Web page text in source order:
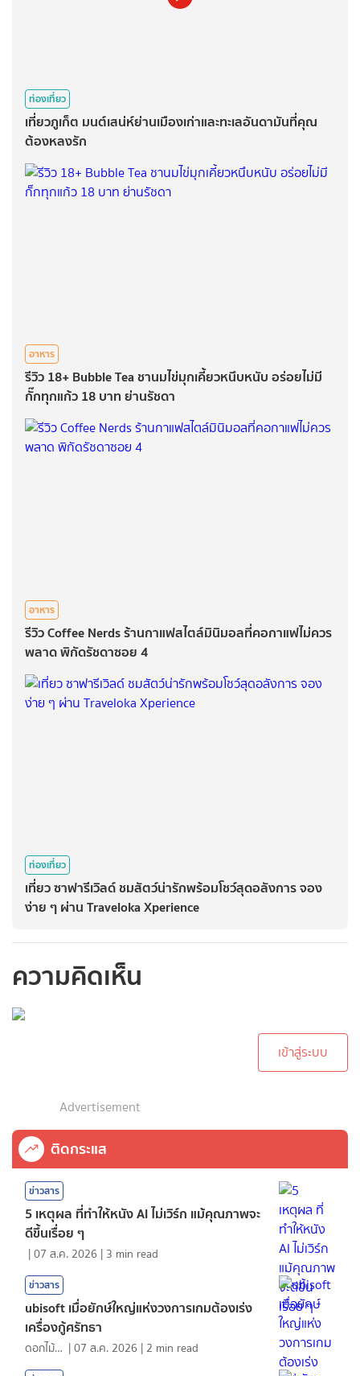
ท่องเที่ยว
เที่ยวภูเก็ต มนต์เสน่ห์ย่านเมืองเก่าและทะเลอันดามันที่คุณ
ต้องหลงรัก
อาหาร
รีวิว 18+ Bubble Tea ชานมไข่มุกเคี้ยวหนึบหนับ อร่อยไม่มี
กั๊กทุกแก้ว 18 บาท ย่านรัชดา
อาหาร
รีวิว Coffee Nerds ร้านกาแฟสไตล์มินิมอลที่คอกาแฟไม่ควร
พลาด พิกัดรัชดาซอย 4
ท่องเที่ยว
เที่ยว ซาฟารีเวิลด์ ชมสัตว์น่ารักพร้อมโชว์สุดอลังการ จอง
ง่าย ๆ ผ่าน Traveloka Xperience
ความคิดเห็น
เข้าสู่ระบบ
Advertisement
ติดกระแส
ข่าวสาร
5 เหตุผล ที่ทำให้หนัง AI ไม่เวิร์ก แม้คุณภาพจะ
ดีขึ้นเรื่อย ๆ
|07 ส.ค. 2026 | 3 min read
ข่าวสาร
ubisoft เมื่อยักษ์ใหญ่แห่งวงการเกมต้องเร่ง
เครื่องกู้ศรัทธา
ดอกไม้กับสายน้ำ |07 ส.ค. 2026 | 2 min read